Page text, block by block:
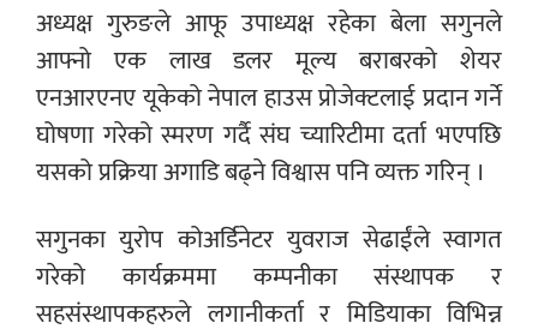
अध्यक्ष गुरुङले आफू उपाध्यक्ष रहेका बेला सगुनले
आफ्नो एक लाख डलर मूल्य बराबरको शेयर
एनआरएनए यूकेको नेपाल हाउस प्रोजेक्टलाई प्रदान गर्ने
घोषणा गरेको स्मरण गर्दै संघ च्यारिटीमा दर्ता भएपछि
यसको प्रक्रिया अगाडि बढ्ने विश्वास पनि व्यक्त गरिन् ।
सगुनका युरोप कोअर्डिनेटर युवराज सेढाईंले स्वागत
गरेको कार्यक्रममा कम्पनीका संस्थापक र
सहसंस्थापकहरुले लगानीकर्ता र मिडियाका विभिन्न